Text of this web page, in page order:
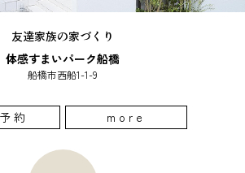
友達家族の家づくり
体感すまいパーク船橋
船橋市西船1-1-9
約 more